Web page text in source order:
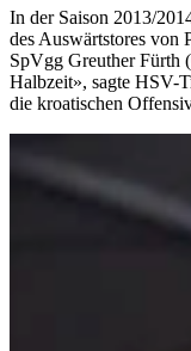
In der Saison 2013/
des Auswärtstores von
SpVgg Greuther Fürth
Halbzeit», sagte HSV-
die kroatischen